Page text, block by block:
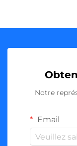
Notre
Email